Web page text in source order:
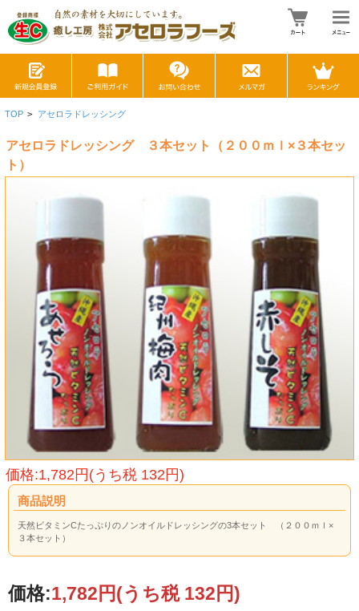
TOP > アセロラドレッシング
アセロラドレッシング ３本セット（２００ｍｌ×３本セッ
ト）
価格:1,782円(うち税 132円)
商品説明
天然ビタミンCたっぷりのノンオイルドレッシングの3本セット （２００ｍｌ×
３本セット）
価格:1,782円(うち税 132円)